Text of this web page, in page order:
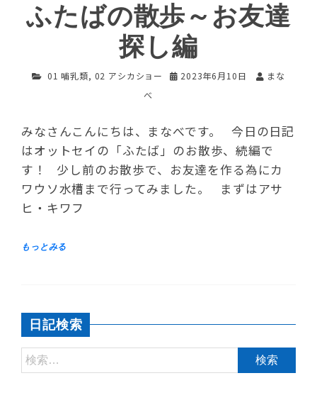
ふたばの散歩～お友達
探し編
01 哺乳類, 02 アシカショー 2023年6月10日
まな
べ
みなさんこんにちは、まなべです。 今日の日記
はオットセイの「ふたば」のお散歩、続編で
す！ 少し前のお散歩で、お友達を作る為にカ
ワウソ水槽まで行ってみました。 まずはアサ
ヒ・キワフ
日記検索